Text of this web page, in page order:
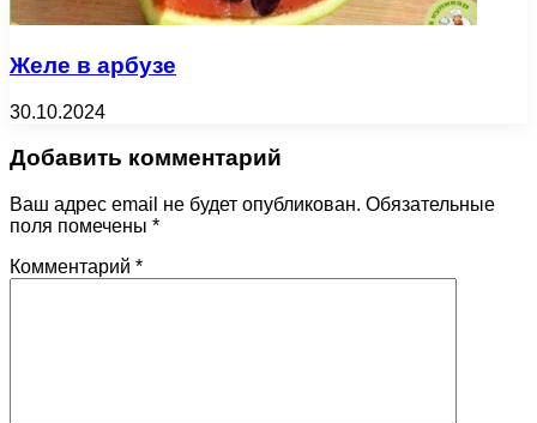
Желе в арбузе
30.10.2024
Добавить комментарий
Ваш адрес email не будет опубликован. Обязательные
поля помечены *
Комментарий *